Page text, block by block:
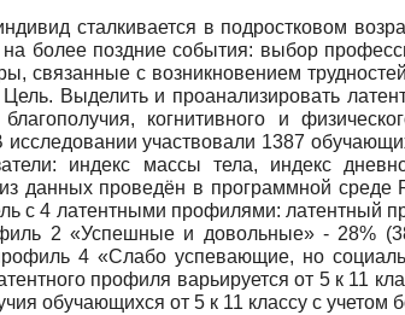
сталкивается в подростковом
более поздние события: выбор
связанные с возникновением
Выделить и проанализировать
благополучия, когнитивного и
участвовали 1387
индекс массы тела, индекс
данных проведён в программной
с 4 латентными профилями: латентный
2 «Успешные и довольные» - 28%
4 «Слабо успевающие, но
профиля варьируется от 5 к 11
обучающихся от 5 к 11 классу с учетом